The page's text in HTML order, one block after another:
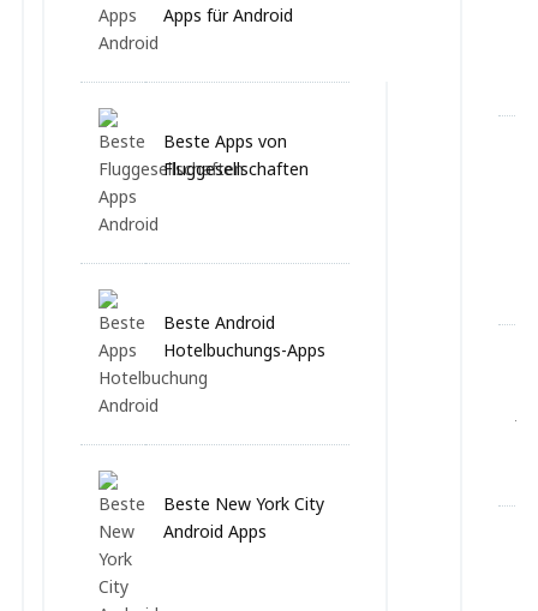
Apps für Android
Beste Apps von
Fluggesellschaften
Beste Android
Hotelbuchungs-Apps
Beste New York City
Android Apps